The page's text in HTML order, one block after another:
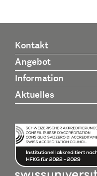
Kontakt
Angebot
Information
Aktuelles